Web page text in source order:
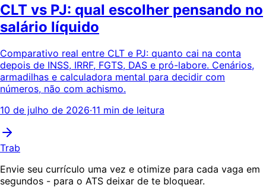
CLT vs PJ: qual escolher pensando no
salário líquido
Comparativo real entre CLT e PJ: quanto cai na conta
depois de INSS, IRRF, FGTS, DAS e pró-labore. Cenários,
armadilhas e calculadora mental para decidir com
números, não com achismo.
10 de julho de 2026·11 min de leitura
Trab
Envie seu currículo uma vez e otimize para cada vaga em
segundos - para o ATS deixar de te bloquear.